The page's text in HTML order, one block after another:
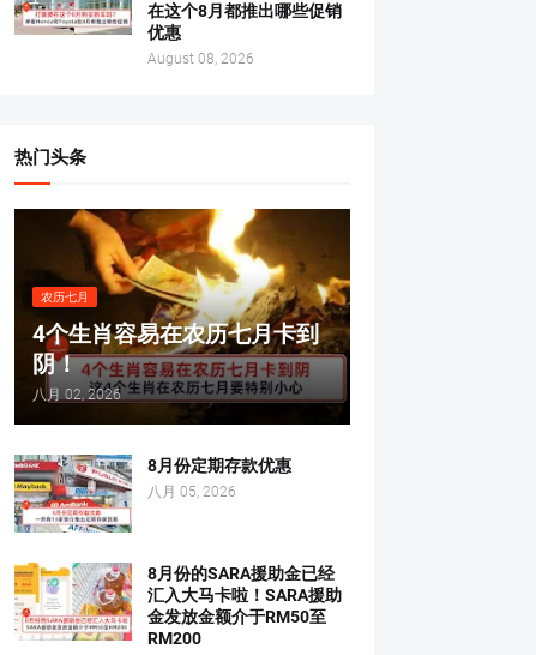
在这个8月都推出哪些促销
优惠
August 08, 2026
热门头条
农历七月
4个生肖容易在农历七月卡到
阴！
八月 02, 2026
8月份定期存款优惠
八月 05, 2026
8月份的SARA援助金已经
汇入大马卡啦！SARA援助
金发放金额介于RM50至
RM200